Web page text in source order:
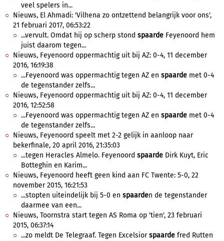
veel spelers in...
Nieuws, El Ahmadi: 'Vilhena zo ontzettend belangrijk voor ons',
21 februari 2017, 06:53:22
...vervult. Omdat hij op scherp stond spaarde Feyenoord hem
juist daarom tegen...
Nieuws, Feyenoord oppermachtig uit bij AZ: 0-4, 11 december
2016, 16:19:38
...Feyenoord was oppermachtig tegen AZ en spaarde met 0-4
de tegenstander zelfs...
Nieuws, Feyenoord oppermachtig uit bij AZ: 0-4, 11 december
2016, 12:52:58
...Feyenoord was oppermachtig tegen AZ en spaarde met 0-4
de tegenstander zelfs...
Nieuws, Feyenoord speelt met 2-2 gelijk in aanloop naar
bekerfinale, 20 april 2016, 21:35:03
...tegen Heracles Almelo. Feyenoord spaarde Dirk Kuyt, Eric
Botteghin en Karim...
Nieuws, Feyenoord heeft geen kind aan FC Twente: 5-0, 22
november 2015, 16:21:53
...stopten uiteindelijk bij 5-0 en spaarden de tegenstander
daarmee van een...
Nieuws, Toornstra start tegen AS Roma op 'tien', 23 februari
2015, 06:37:14
...zo meldt De Telegraaf. Tegen Excelsiorspaarde fred Rutten